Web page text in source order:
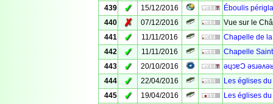
439
✓ 15/12/2016
Éboulis
440
✗ 07/12/2016
Vue sur le
441
✓ 11/11/2016
Chapelle de
442
✓ 11/11/2016
Chapelle
443
✓ 20/10/2016
ǝɥɔɐϽ
444
✓ 22/04/2016
Les églises
445
✓ 19/04/2016
Les églises